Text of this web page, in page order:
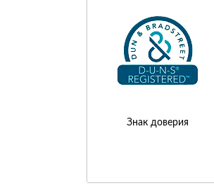
Знак доверия